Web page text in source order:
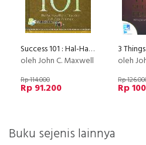
Success 101 : Hal-Hal yang Harus Diketahui Oleh Para Pemimpin
oleh John C. Maxwell
Rp 114.000
Rp 91.200
oleh
Rp
Rp
Buku sejenis lainnya